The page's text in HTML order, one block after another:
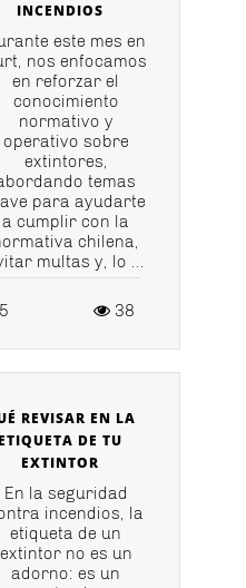
INCENDIOS
este mes en
nos enfocamos
en reforzar el
conocimiento
normativo y
operativo sobre
extintores,
temas
para ayudarte
a cumplir con la
chilena,
multas y, lo ...
38
REVISAR EN LA
ETIQUETA DE TU
EXTINTOR
En la seguridad
incendios, la
etiqueta de un
extintor no es un
adorno: es un